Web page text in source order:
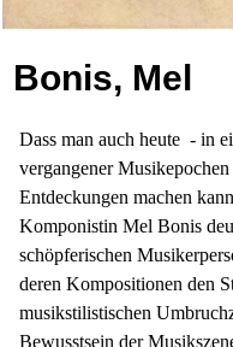
Bonis, Mel
Dass man auch heute - in
vergangener
Entdeckungen machen
Komponistin Mel Bonis
schöpferischen
deren Kompositionen den
musikstilistischen
Bewusstsein der